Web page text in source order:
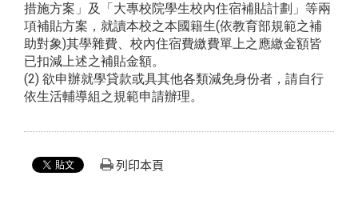
措施方案」及「大專校院學生校內住宿補貼計劃」等兩
項補貼方案，就讀本校之本國籍生(依教育部規範之補
助對象)其學雜費、校內住宿費繳費單上之應繳金額皆
已扣減上述之補貼金額。
(2) 欲申辦就學貸款或具其他各類減免身份者，請自行
依生活輔導組之規範申請辦理。
列印本頁